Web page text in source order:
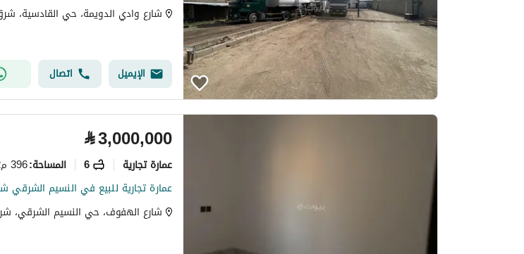
شارع وادي الدويمة، حي القادسية،
الإيميل اتصال
⃁3,000,000
عمارة تجارية 6 المساحة:396 م2
شارع الهفوف، حي النسيم الشرقي،